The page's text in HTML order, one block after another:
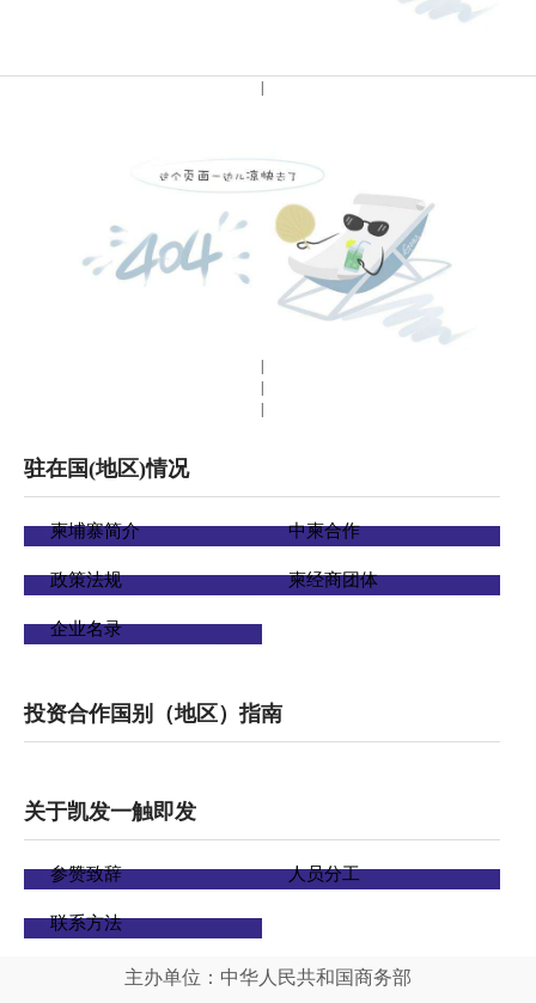
驻在国(地区)情况
柬埔寨简介 中柬合作
政策法规 柬经商团体
企业名录
投资合作国别（地区）指南
关于凯发一触即发
参赞致辞 人员分工
联系方法
主办单位：中华人民共和国商务部